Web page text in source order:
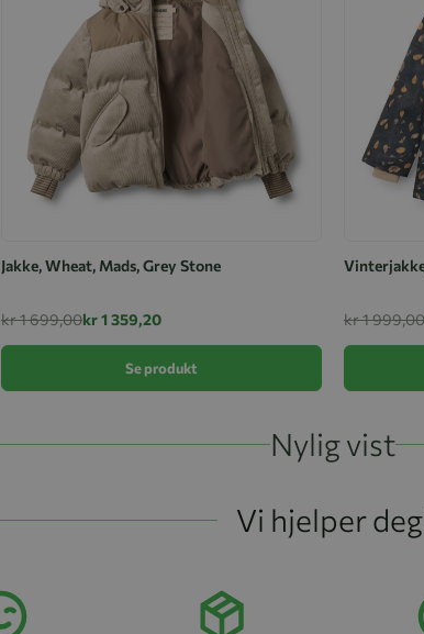
Jakke, Wheat, Mads, Grey Stone
kr 1 699,00kr 1 359,20
Se produkt
kr 1 999,00
Nylig vist
Vi hjelper